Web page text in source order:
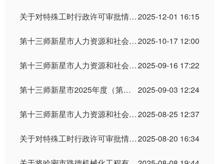
2025-12-01 16:15
关于对特殊工时行政许可审批情况的公示
2025-10-17 12:00
第十三师新星市人力资源和社会保障局行政处罚案件公示
2025-09-16 17:22
第十三师新星市人力资源和社会保障局行政处罚案件公示
2025-09-03 12:24
第十三师新星市2025年度（第二批）用人单位重大劳动保障违法行为社会公布
2025-08-25 12:37
第十三师新星市人力资源和社会保障局行政处罚案件公示
2025-08-20 16:34
关于对特殊工时行政许可审批情况的公示